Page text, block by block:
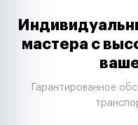
Таксопарки
Автодилеры
Строительные компании
Аренда спецтехники
мастера с
Гарантированное